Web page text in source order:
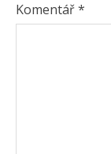
Komentář*